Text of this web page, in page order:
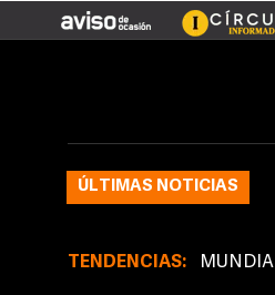
ÚLTIMAS NOTICIAS
TENDENCIAS: